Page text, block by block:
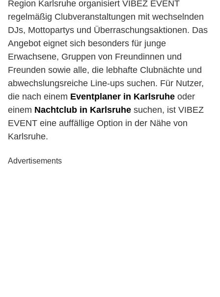
Region Karlsruhe organisiert VIBEZ EVENT
regelmäßig Clubveranstaltungen mit wechselnden
DJs, Mottopartys und Überraschungsaktionen. Das
Angebot eignet sich besonders für junge
Erwachsene, Gruppen von Freundinnen und
Freunden sowie alle, die lebhafte Clubnächte und
abwechslungsreiche Line-ups suchen. Für Nutzer,
die nach einem Eventplaner in Karlsruhe oder
einem Nachtclub in Karlsruhe suchen, ist VIBEZ
EVENT eine auffällige Option in der Nähe von
Karlsruhe.
Advertisements